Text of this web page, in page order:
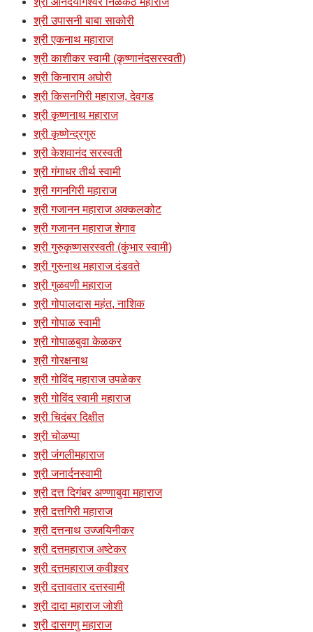
श्री उपासनी बाबा साकोरी
श्री एकनाथ महाराज
श्री काशीकर स्वामी (कृष्णानंदसरस्वती)
श्री किनाराम अघोरी
श्री किसनगिरी महाराज, देवगड
श्री कृष्णनाथ महाराज
श्री कृष्णेन्द्रगुरु
श्री केशवानंद सरस्वती
श्री गंगाधर तीर्थ स्वामी
श्री गगनगिरी महाराज
श्री गजानन महाराज अक्कलकोट
श्री गजानन महाराज शेगाव
श्री गुरुकृष्णसरस्वती (कुंभार स्वामी)
श्री गुरुनाथ महाराज दंडवते
श्री गुळवणी महाराज
श्री गोपालदास महंत, नाशिक
श्री गोपाळ स्वामी
श्री गोपाळबुवा केळकर
श्री गोरक्षनाथ
श्री गोविंद महाराज उपळेकर
श्री गोविंद स्वामी महाराज
श्री चिदंबर दिक्षीत
श्री चोळप्पा
श्री जंगलीमहाराज
श्री जनार्दनस्वामी
श्री दत्त दिगंबर अण्णाबुवा महाराज
श्री दत्तगिरी महाराज
श्री दत्तनाथ उज्जयिनीकर
श्री दत्तमहाराज अष्टेकर
श्री दत्तमहाराज कवीश्र्वर
श्री दत्तावतार दत्तस्वामी
श्री दादा महाराज जोशी
श्री दासगणु महाराज